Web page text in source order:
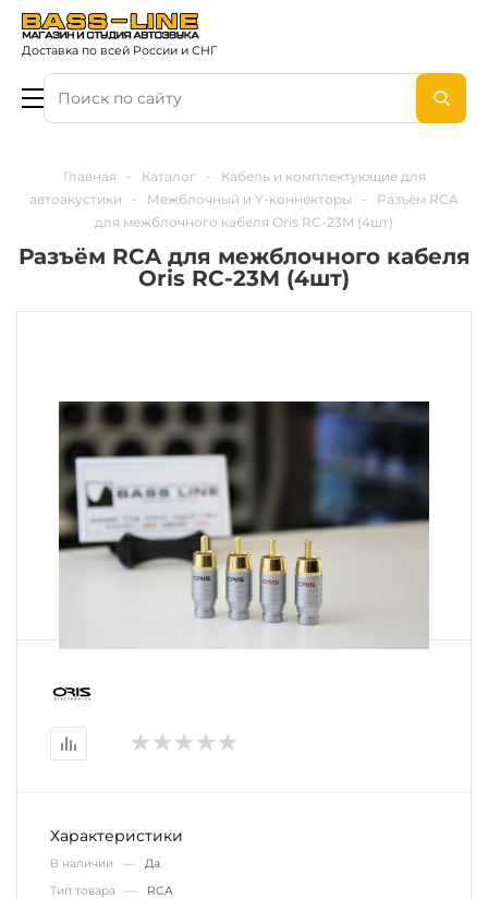
Доставка по всей России и СНГ
Главная - Каталог -
Кабель и комплектующие для
автоакустики
- Межблочный и Y-коннекторы -
Разъём RCA
для межблочного кабеля Oris RC-23M (4шт)
Разъём RCA для межблочного кабеля
Oris RC-23M (4шт)
Характеристики
В наличии — Да
Тип товара — RCA